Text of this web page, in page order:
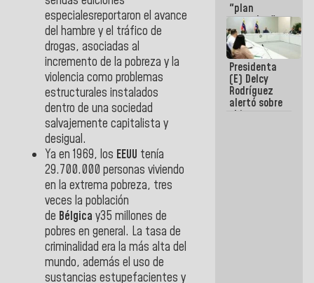
especialesreportaron el avance
del hambre y el tráfico de
drogas, asociadas al
incremento de la pobreza y la
violencia como problemas
estructurales instalados
dentro de una sociedad
salvajemente capitalista y
desigual.
Ya en 1969, los EEUU tenía
29.700.000 personas viviendo
en la extrema pobreza, tres
veces la población
de Bélgica y35 millones de
pobres en general. La tasa de
criminalidad era la más alta del
mundo, además el uso de
sustancias estupefacientes y
"plan
enjambre"
de La Sayo
para
sabotear el
diálogo y
promover el
caos
Presidenta
(E) Delcy
Rodríguez
alertó sobre
el impacto